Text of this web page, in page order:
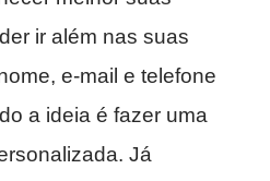
ir além nas suas
e-mail e telefone
a ideia é fazer uma
Já